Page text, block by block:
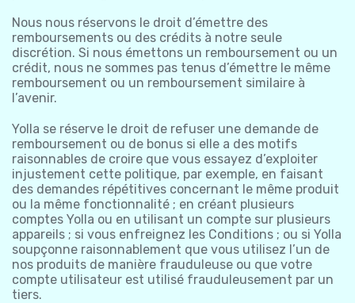
Nous nous réservons le droit d’émettre des
remboursements ou des crédits à notre seule
discrétion. Si nous émettons un remboursement ou un
crédit, nous ne sommes pas tenus d’émettre le même
remboursement ou un remboursement similaire à
l’avenir.
Yolla se réserve le droit de refuser une demande de
remboursement ou de bonus si elle a des motifs
raisonnables de croire que vous essayez d’exploiter
injustement cette politique, par exemple, en faisant
des demandes répétitives concernant le même produit
ou la même fonctionnalité ; en créant plusieurs
comptes Yolla ou en utilisant un compte sur plusieurs
appareils ; si vous enfreignez les Conditions ; ou si Yolla
soupçonne raisonnablement que vous utilisez l’un de
nos produits de manière frauduleuse ou que votre
compte utilisateur est utilisé frauduleusement par un
tiers.